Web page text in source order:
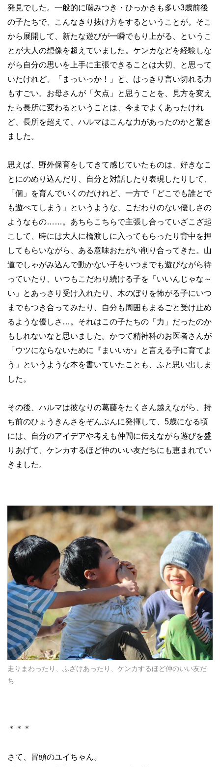
発見でした。一般的に噛みつき・ひっかきも多い3歳前後
の子たちで、こんなきり抜け方をするということが。そこ
から展開して、新たな遊びが一瞬でもり上がる、というこ
とが大人の想像を超えていました。ケンカなどを経験しな
がら自分の思いを上手に主張できることは大切、と思って
いたけれど、「まっいっか！」と、はっきり言い切れる力
もすごい。お母さんが「欠点」と思うことを、見方を変え
たら長所に変わるということは、今までよくあったけれ
ど、長所を超えて、ハルマはこんな力があったのかと驚き
ました。
思えば、野外保育をしてきて感じていたものは、好きなこ
とにのめり込んだり、自分と対話したり表現したりして、
「個」を育んでいくのだけれど、一方で「どこでも誰とで
も遊べてしまう」というような、こだわりのない優しさの
ようなもの…… 。あちらこちらで主張し合っていざこざ起
こして、時には大人に橋渡しに入ってもらったり背中を押
してもらいながら、ある意味おたがい削り合ってきた。山
道でしゃがみ込んで動かない子をいつまでも遊びながら待
っていたり、いつもこだわり続ける子を「いいんじゃな～
い」とあっさり受け入れたり、木のぼりを怖がる子にいつ
までもつき合ってみたり、自分も周囲もまるごと受け止め
るような優しさ … 。それはこの子たちの「力」だったのか
もしれないなと思いました。かつて精神科のお医者さんが
「ウツにならないために『まいいか』と言える子に育てよ
う」というような本を書いていたことも、ふと思い出しま
した。
その後、ハルマは彼なりの葛藤をたくさん越えながら、持
ち前のひょうきんさをぞんぶんに発揮して、 5歳になる頃
には、自分のアイデアや考えも仲間に伝えながら遊びを盛
りあげて、ケンカするほど仲のいい友だちにも恵まれてい
きました。
走りまわったり、ふざけあったり、ケンカするほど仲のいい友だ
ち
＊＊＊
さて、冒頭のユイちゃん。